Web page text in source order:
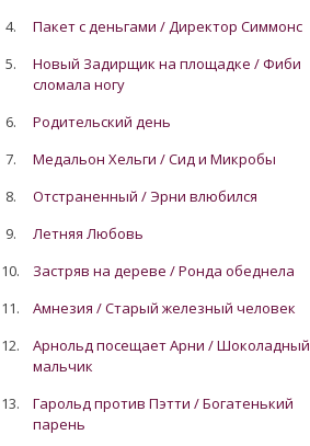
4.
Пакет с деньгами / Директор Симмонс
5.
Новый Задирщик на площадке / Фиби
сломала ногу
6.
Родительский день
7.
Медальон Хельги / Сид и Микробы
8.
Отстраненный / Эрни влюбился
9.
Летняя Любовь
10.
Застряв на дереве / Ронда обеднела
11.
Амнезия / Старый железный человек
12.
Арнольд посещает Арни / Шоколадный
мальчик
13.
Гарольд против Пэтти / Богатенький
парень